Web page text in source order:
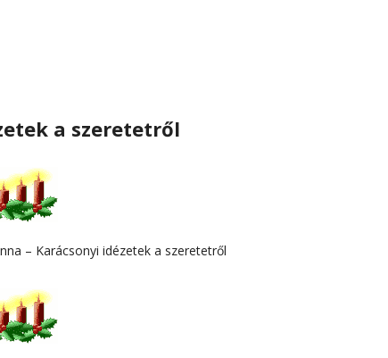
a szeretetről
– Karácsonyi idézetek a szeretetről